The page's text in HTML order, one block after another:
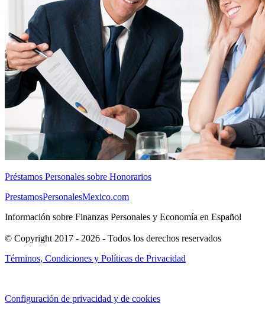
Préstamos Personales sobre Honorarios
PrestamosPersonalesMexico.com
Información sobre Finanzas Personales y Economía en Español
© Copyright 2017 - 2026 - Todos los derechos reservados
Términos, Condiciones y Políticas de Privacidad
Configuración de privacidad y de cookies